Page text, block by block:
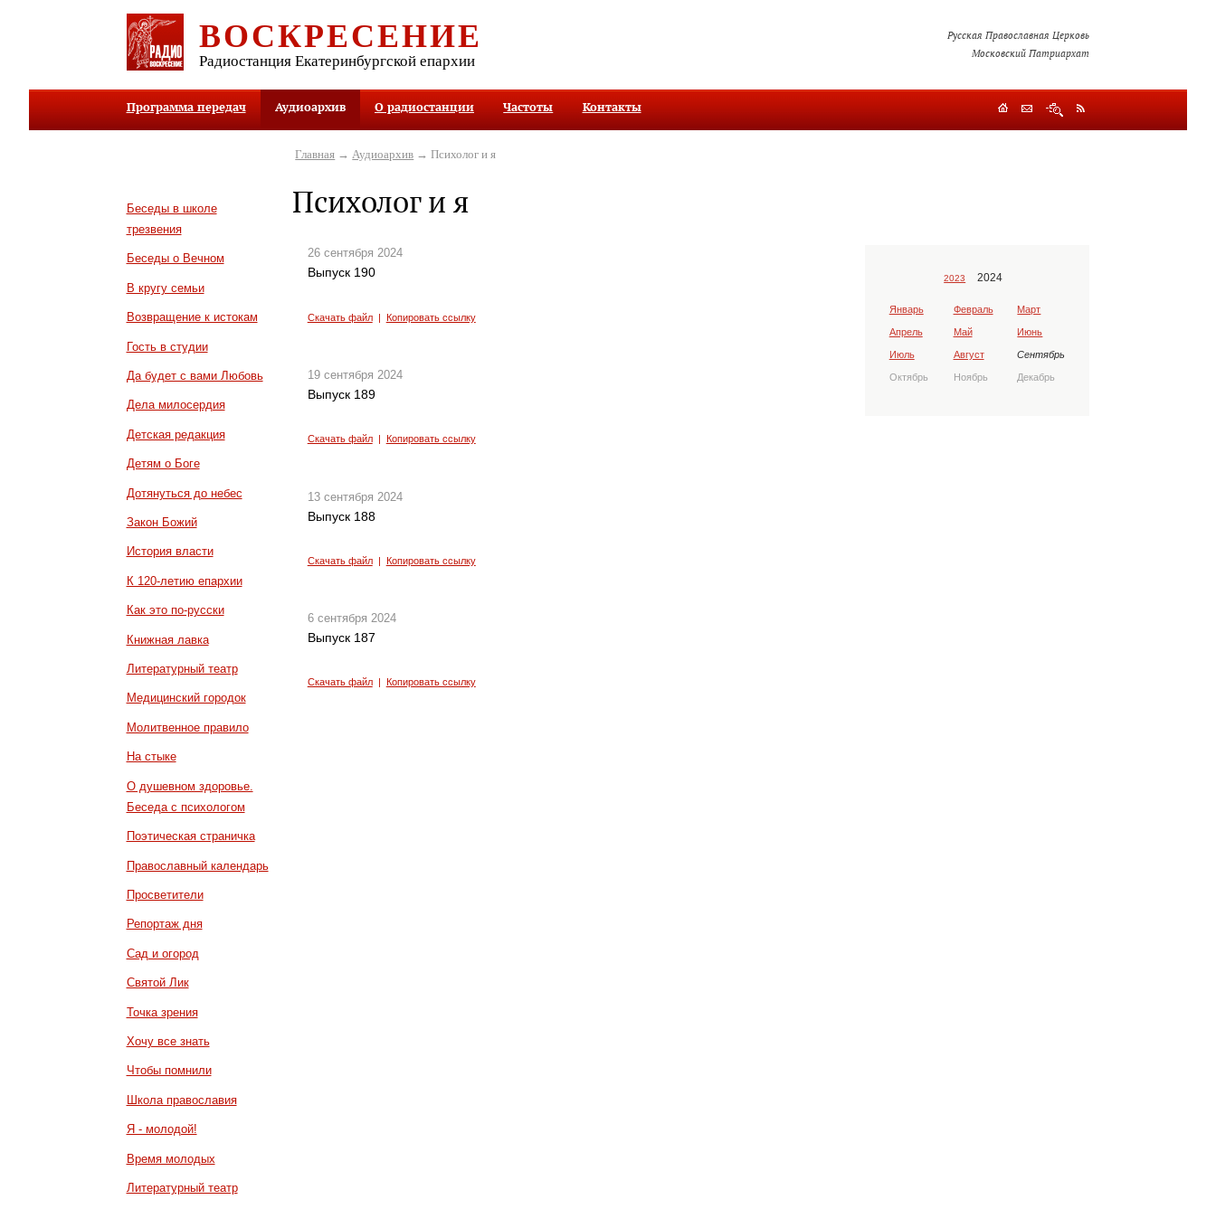
ВОСКРЕСЕНИЕ
Радиостанция Екатеринбургской епархии
Русская Православная Церковь
Московский Патриархат
Программа передач Аудиоархив О радиостанции Частоты Контакты
Беседы в школе
трезвения
Беседы о Вечном
В кругу семьи
Возвращение к истокам
Гость в студии
Да будет с вами Любовь
Дела милосердия
Детская редакция
Детям о Боге
Дотянуться до небес
Закон Божий
История власти
К 120-летию епархии
Как это по-русски
Книжная лавка
Литературный театр
Медицинский городок
Молитвенное правило
На стыке
О душевном здоровье.
Беседа с психологом
Поэтическая страничка
Православный календарь
Просветители
Репортаж дня
Сад и огород
Святой Лик
Точка зрения
Хочу все знать
Чтобы помнили
Школа православия
Я - молодой!
Время молодых
Литературный театр
Главная → Аудиоархив → Психолог и я
Психолог и я
26 сентября 2024
Выпуск 190
Скачать файл| Копировать ссылку
19 сентября 2024
Выпуск 189
Скачать файл| Копировать ссылку
13 сентября 2024
Выпуск 188
Скачать файл| Копировать ссылку
6 сентября 2024
Выпуск 187
Скачать файл| Копировать ссылку
2023 2024
Январь Февраль Март
Апрель Май Июнь
Июль Август Сентябрь
Октябрь Ноябрь Декабрь